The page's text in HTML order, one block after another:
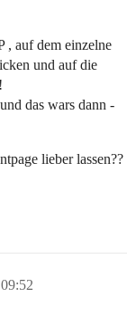
, auf dem einzelne
und auf die
das wars dann -
lieber lassen??